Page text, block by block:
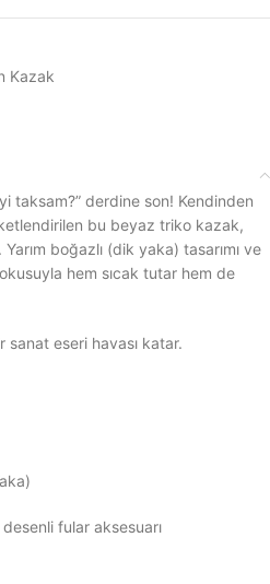
Kazak
taksam?” derdine son! Kendinden
bu beyaz triko kazak,
boğazlı (dik yaka) tasarımı ve
hem sıcak tutar hem de
eseri havası katar.
fular aksesuarı